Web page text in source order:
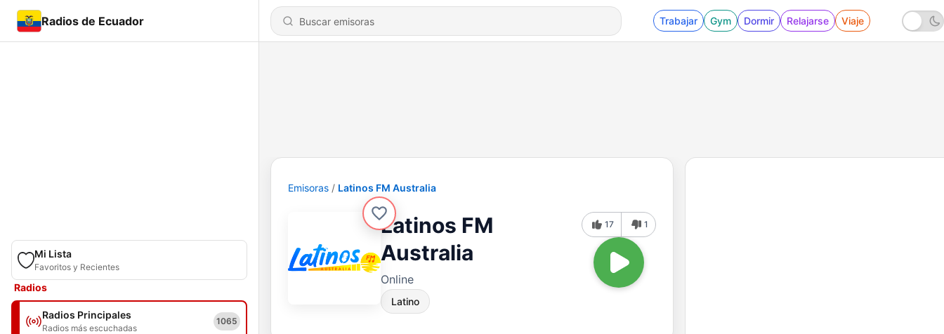
Radios de Ecuador Trabajar Gym Dormir Relajarse Viaje
Mi Lista
Favoritos y Recientes
Radios
Radios Principales
Radios más escuchadas
1065
Emisoras Latinos FM Australia
Latinos FM
Australia
Online
Latino
17 1